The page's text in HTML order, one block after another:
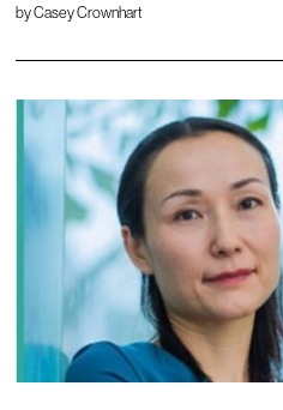
byCasey Crownhart